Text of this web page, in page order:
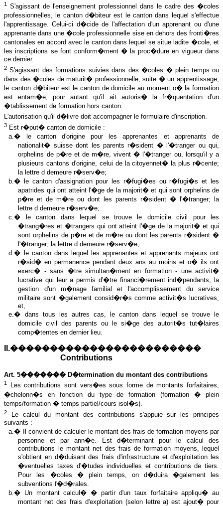
1
S'agissant de l'enseignement professionnel dans le cadre des �coles
professionnelles, le canton d�biteur est le canton dans lequel s'effectue
l'apprentissage. Celui-ci d�cide de l'affectation d'un apprenant ou d'une
apprenante dans une �cole professionnelle sise en dehors des fronti�res
cantonales en accord avec le canton dans lequel se situe ladite �cole, et
les inscriptions se font conform�ment � la proc�dure en vigueur dans
ce dernier.
2 S'agissant des formations suivies dans des �coles � plein temps ou
dans des �coles de maturit� professionnelle, suite � un apprentissage,
le canton d�biteur est le canton de domicile au moment o� la formation
est entam�e, pour autant qu'il ait autoris� la fr�quentation d'un
�tablissement de formation hors canton.
L'autorisation qu'il d�livre doit accompagner le formulaire d'inscription.
3 Est r�put� canton de domicile :
a.� le canton d'origine pour les apprenantes et apprenants de
nationalit� suisse dont les parents r�sident � l'�tranger ou qui,
orphelins de p�re et de m�re, vivent � l'�tranger ou, lorsqu'il y a
plusieurs cantons d'origine, celui de la citoyennet� la plus r�cente;
la lettre d demeure r�serv�e;
b.� le canton d'assignation pour les r�fugi�es ou r�fugi�s et les
apatrides qui ont atteint l'�ge de la majorit� et qui sont orphelins de
p�re et de m�re ou dont les parents r�sident � l'�tranger; la
lettre d demeure r�serv�e;
c.� le canton dans lequel se trouve le domicile civil pour les
�trang�res et �trangers qui ont atteint l'�ge de la majorit� et qui
sont orphelins de p�re et de m�re ou dont les parents r�sident �
l'�tranger; la lettre d demeure r�serv�e;
d.� le canton dans lequel les apprenantes et apprenants majeurs ont
r�sid� en permanence pendant deux ans au moins et o� ils ont
exerc� - sans �tre simultan�ment en formation - une activit�
lucrative qui leur a permis d'�tre financi�rement ind�pendants; la
gestion d'un m�nage familial et l'accomplissement du service
militaire sont �galement consid�r�s comme activit�s lucratives,
et,
e.� dans tous les autres cas, le canton dans lequel se trouve le
domicile civil des parents ou le si�ge des autorit�s tut�laires
comp�tentes en dernier lieu.
II.������������������������
Contributions
Art. 5������� D�termination du montant des contributions
1
Les contributions sont vers�es sous forme de montants forfaitaires,
�chelonn�s en fonction du type de formation (formation � plein
temps/formation � temps partiel/cours isol�s).
2
Le calcul du montant des contributions s'appuie sur les principes
suivants :
a.� Il convient de calculer le montant des frais de formation moyens par
personne et par ann�e. Est d�terminant pour le calcul des
contributions le montant net des frais de formation moyens, lequel
s'obtient en d�duisant des frais d'infrastructure et d'exploitation les
�ventuelles taxes d'�tudes individuelles et contributions de tiers.
Pour les �coles � plein temps, on d�duira �galement les
subventions f�d�rales.
b.� Un montant calcul� � partir d'un taux forfaitaire appliqu� au
montant net des frais d'exploitation (selon lettre a) est ajout� pour